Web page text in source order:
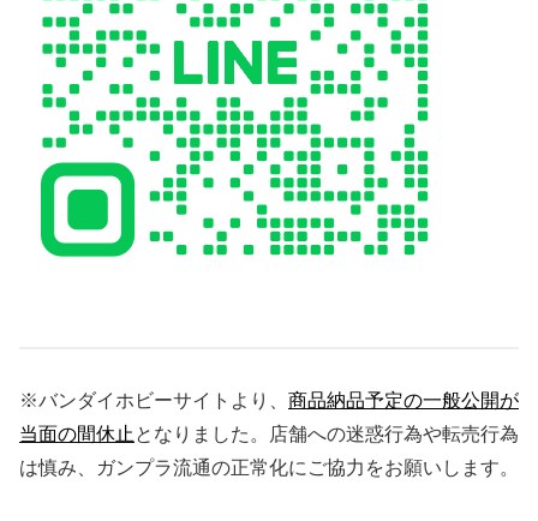
※バンダイホビーサイトより、 商品納品予定の一般公開が
当面の間休止 となりました。店舗への迷惑行為や転売行為
は慎み、ガンプラ流通の正常化にご協力をお願いします。